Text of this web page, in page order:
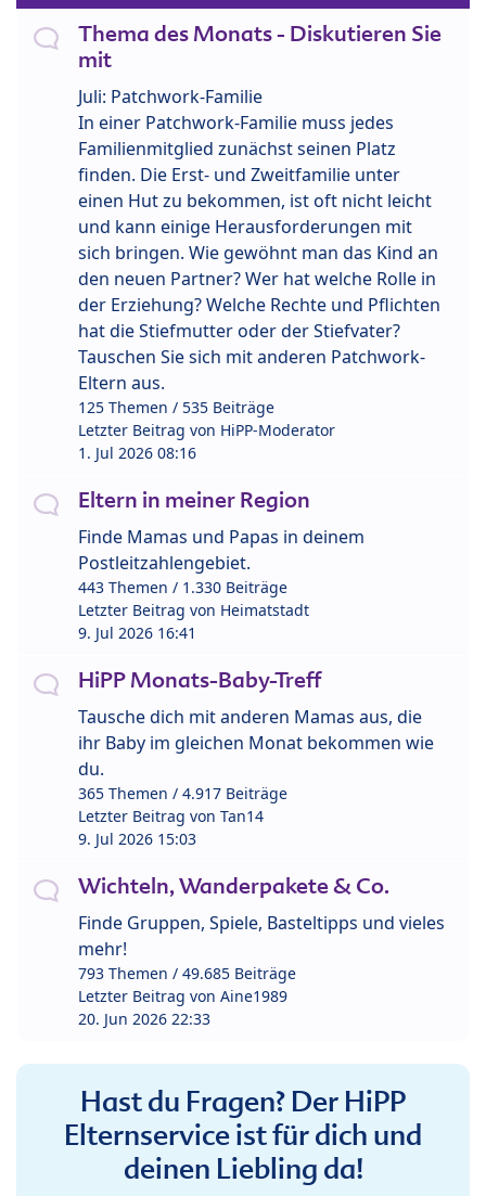
Thema des Monats - Diskutieren Sie
mit
Juli: Patchwork-Familie
In einer Patchwork-Familie muss jedes
Familienmitglied zunächst seinen Platz
finden. Die Erst- und Zweitfamilie unter
einen Hut zu bekommen, ist oft nicht leicht
und kann einige Herausforderungen mit
sich bringen. Wie gewöhnt man das Kind an
den neuen Partner? Wer hat welche Rolle in
der Erziehung? Welche Rechte und Pflichten
hat die Stiefmutter oder der Stiefvater?
Tauschen Sie sich mit anderen Patchwork-
Eltern aus.
125 Themen / 535 Beiträge
Letzter Beitrag von HiPP-Moderator
1. Jul 2026 08:16
Eltern in meiner Region
Finde Mamas und Papas in deinem
Postleitzahlengebiet.
443 Themen / 1.330 Beiträge
Letzter Beitrag von Heimatstadt
9. Jul 2026 16:41
HiPP Monats-Baby-Treff
Tausche dich mit anderen Mamas aus, die
ihr Baby im gleichen Monat bekommen wie
du.
365 Themen / 4.917 Beiträge
Letzter Beitrag von Tan14
9. Jul 2026 15:03
Wichteln, Wanderpakete & Co.
Finde Gruppen, Spiele, Basteltipps und vieles
mehr!
793 Themen / 49.685 Beiträge
Letzter Beitrag von Aine1989
20. Jun 2026 22:33
Hast du Fragen? Der HiPP
Elternservice ist für dich und
deinen Liebling da!